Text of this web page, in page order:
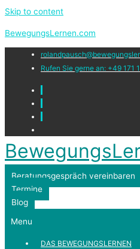
Skip to content
BewegungsLernen.com
Rufen Sie gerne an: +49 171
Beratungsgespräch vereinbaren
Termine
Blog
Menu
DAS BEWEGUNGSLERNEN